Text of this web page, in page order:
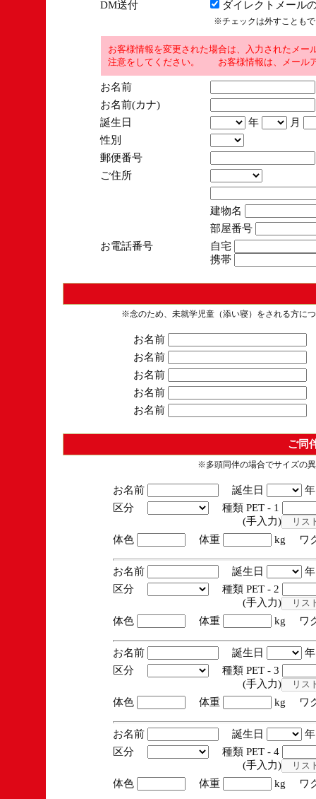
DM送付 ダイレクトメール
※チェックは外すことも
お客様情報を変更された場合は、入力されたメ
注意をしてください。 お客様情報は、メール
お名前
お名前(カナ)
誕生日
年
月
性別
郵便番号
ご住所
建物名
部屋番号
お電話番号
自宅
携帯
※念のため、未就学児童（添い寝）をされる方に
お名前
お名前
お名前
お名前
お名前
ご同
※多頭同伴の場合でサイズの
お名前 誕生日
区分
種類 PET - 1
(手入力)
体色
体重 kg ワ
お名前 誕生日
区分
種類 PET - 2
(手入力)
体色
体重 kg ワ
お名前 誕生日
区分
種類 PET - 3
(手入力)
体色
体重 kg ワ
お名前 誕生日
区分
種類 PET - 4
(手入力)
体色
体重 kg ワ